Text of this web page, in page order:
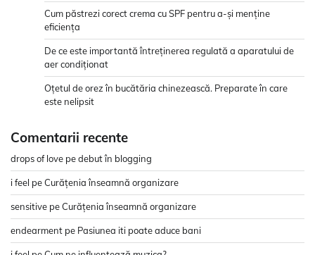
Cum păstrezi corect crema cu SPF pentru a-și menține
eficiența
De ce este importantă întreținerea regulată a aparatului de
aer condiționat
Oțetul de orez în bucătăria chinezească. Preparate în care
este nelipsit
Comentarii recente
drops of love pedebut în blogging
i feel peCurățenia înseamnă organizare
sensitive peCurățenia înseamnă organizare
endearment pe Pasiunea iti poate aduce bani